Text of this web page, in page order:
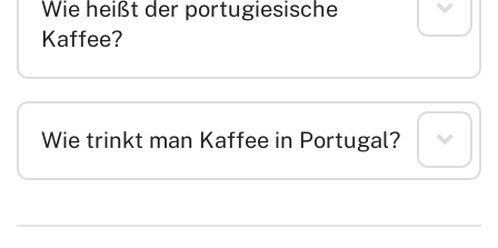
Wie heißt der portugiesische
Kaffee?
Wie trinkt man Kaffee in Portugal?